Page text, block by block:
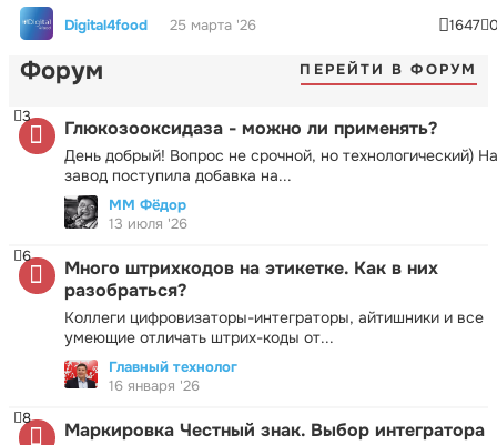
Digital4food
25 марта '26 1647
Форум ПЕРЕЙТИ В ФОРУМ
Глюкозооксидаза - можно ли применять?
День добрый! Вопрос не срочной, но технологический) На
завод поступила добавка на...
3
ММ Фёдор
13 июля '26
Много штрихкодов на этикетке. Как в них
разобраться?
Коллеги цифровизаторы-интеграторы, айтишники и все
умеющие отличать штрих-коды от...
6
Главный технолог
16 января '26
Маркировка Честный знак. Выбор интегратора
8